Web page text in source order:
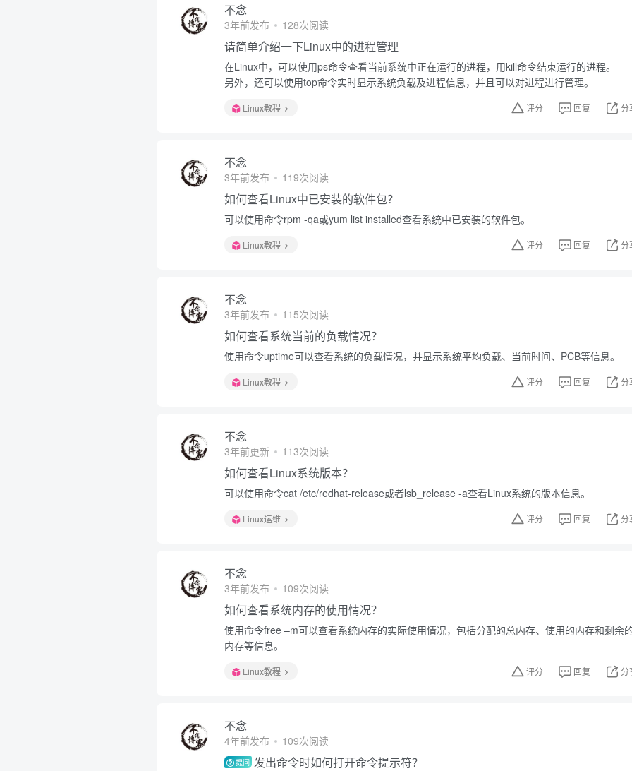
不念
3年前发布 128次阅读
请简单介绍一下Linux中的进程管理
在Linux中，可以使用ps命令查看当前系统中正在运行的进程，用kill命令结束运行的进程。
另外，还可以使用top命令实时显示系统负载及进程信息，并且可以对进程进行管理。
Linux教程 评分 回复 分
不念
3年前发布 119次阅读
如何查看Linux中已安装的软件包？
可以使用命令rpm -qa或yum list installed查看系统中已安装的软件包。
Linux教程 评分 回复 分
不念
3年前发布 115次阅读
如何查看系统当前的负载情况？
使用命令uptime可以查看系统的负载情况，并显示系统平均负载、当前时间、PCB等信息。
Linux教程 评分 回复 分
不念
3年前更新 113次阅读
如何查看Linux系统版本？
可以使用命令cat /etc/redhat-release或者lsb_release -a查看Linux系统的版本信息。
Linux运维 评分 回复 分
不念
3年前发布 109次阅读
如何查看系统内存的使用情况？
使用命令free –m可以查看系统内存的实际使用情况，包括分配的总内存、使用的内存和剩余
内存等信息。
Linux教程 评分 回复 分
不念
4年前发布 109次阅读
提问 发出命令时如何打开命令提示符？